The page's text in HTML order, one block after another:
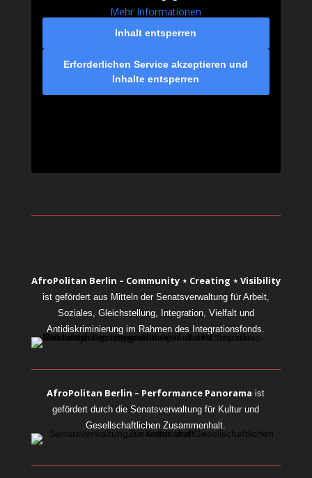
Mehr Informationen
Inhalt entsperren
Erforderlichen Service akzeptieren und
Inhalte entsperren
AfroPolitan Berlin – Community ⋆ Creating ⋆ Visibility
ist gefördert aus Mitteln der Senatsverwaltung für Arbeit,
Soziales, Gleichstellung, Integration, Vielfalt und
Antidiskriminierung im Rahmen des Integrationsfonds.
AfroPolitan Berlin – Performance Panorama ist
gefördert durch die Senatsverwaltung für Kultur und
Gesellschaftlichen Zusammenhalt.